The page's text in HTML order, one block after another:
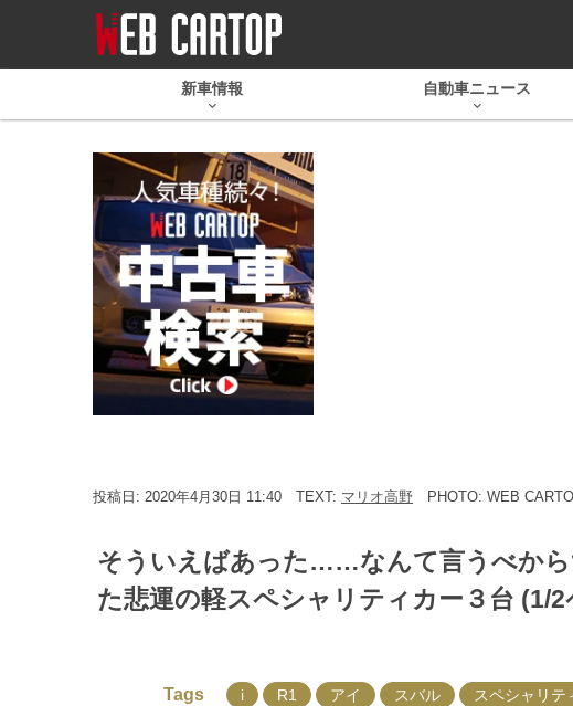
新車情報 自動車ニュース
投稿日: 2020年4月30日 11:40 TEXT: マリオ高野 PHOTO: WEB
そういえばあった……なんて言うべか
た悲運の軽スペシャリティカー３台 (1/2
Tags i R1 アイ スバル スペシャリテ